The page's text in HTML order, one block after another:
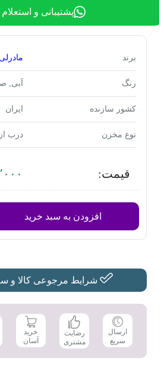
پشتیبانی و
برند مادرلی
رنگ آبی,
کشور سازنده ایران
نوع مخزن درب از
قیمت:
افزودن به سبد خرید
شرایط مرجوعی کالا و
ارسال
سریع
رضایت
مشتری
خرید
آسان